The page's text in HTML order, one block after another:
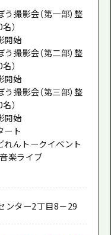
撮影会（第一部）整
）
開始
撮影会（第二部）整
）
開始
撮影会（第三部）整
）
開始
ート
れんトークイベント
楽ライブ
ンター2丁目8－29